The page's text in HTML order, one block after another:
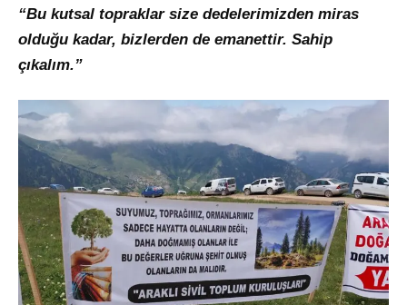
“Bu kutsal topraklar size dedelerimizden miras
olduğu kadar, bizlerden de emanettir. Sahip
çıkalım.”